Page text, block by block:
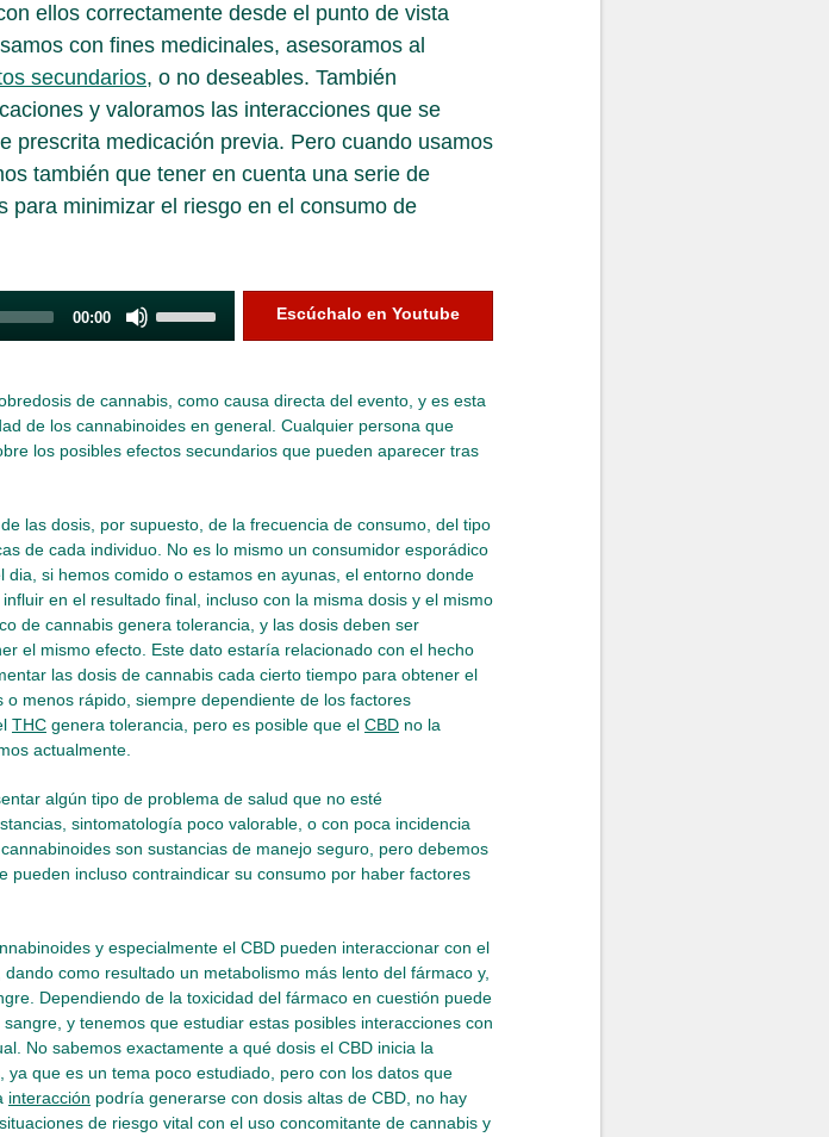
ellos correctamente desde el punto de vista
con fines medicinales, asesoramos al
secundarios, o no deseables. También
y valoramos las interacciones que se
prescrita medicación previa. Pero cuando usamos
también que tener en cuenta una serie de
para minimizar el riesgo en el consumo de
00:00
to
increase
or
Escúchalo en Youtube
de cannabis, como causa directa del evento, y es esta
de los cannabinoides en general. Cualquier persona que
los posibles efectos secundarios que pueden aparecer tras
las dosis, por supuesto, de la frecuencia de consumo, del tipo
de cada individuo. No es lo mismo un consumidor esporádico
si hemos comido o estamos en ayunas, el entorno donde
en el resultado final, incluso con la misma dosis y el mismo
de cannabis genera tolerancia, y las dosis deben ser
el mismo efecto. Este dato estaría relacionado con el hecho
las dosis de cannabis cada cierto tiempo para obtener el
menos rápido, siempre dependiente de los factores
THC genera tolerancia, pero es posible que el CBD no la
actualmente.
algún tipo de problema de salud que no esté
sintomatología poco valorable, o con poca incidencia
son sustancias de manejo seguro, pero debemos
pueden incluso contraindicar su consumo por haber factores
y especialmente el CBD pueden interaccionar con el
como resultado un metabolismo más lento del fármaco y,
Dependiendo de la toxicidad del fármaco en cuestión puede
y tenemos que estudiar estas posibles interacciones con
No sabemos exactamente a qué dosis el CBD inicia la
que es un tema poco estudiado, pero con los datos que
interacción podría generarse con dosis altas de CBD, no hay
de riesgo vital con el uso concomitante de cannabis y